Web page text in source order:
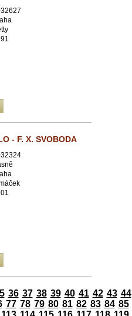
- F. X. SVOBODA
36 37 38 39 40 41 42 43 44
77 78 79 80 81 82 83 84 85